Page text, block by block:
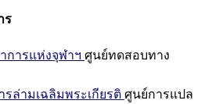
ร
การแห่งจุฬาฯ ศูนย์ทดสอบทาง
ล่ามเฉลิมพระเกียรติ ศูนย์การแปล